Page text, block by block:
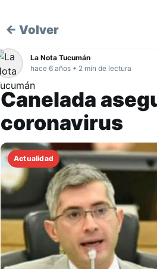
← Volver
La Nota Tucumán
hace 6 años • 2 min de lectura
Canelada
coronavirus
Actualidad